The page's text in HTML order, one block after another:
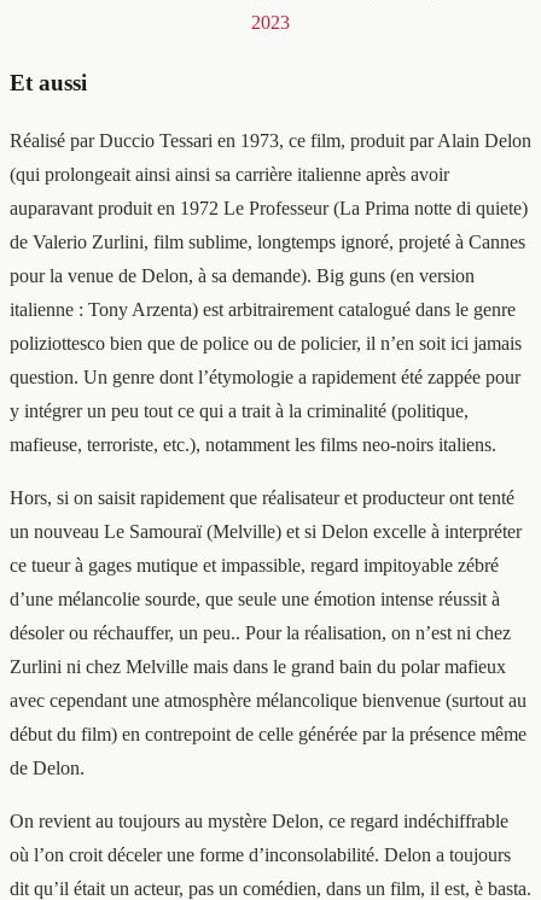
2023
Et aussi
Réalisé par Duccio Tessari en 1973, ce film, produit par Alain Delon
(qui prolongeait ainsi ainsi sa carrière italienne après avoir
auparavant produit en 1972 Le Professeur (La Prima notte di quiete)
de Valerio Zurlini, film sublime, longtemps ignoré, projeté à Cannes
pour la venue de Delon, à sa demande). Big guns (en version
italienne : Tony Arzenta) est arbitrairement catalogué dans le genre
poliziottesco bien que de police ou de policier, il n’en soit ici jamais
question. Un genre dont l’étymologie a rapidement été zappée pour
y intégrer un peu tout ce qui a trait à la criminalité (politique,
mafieuse, terroriste, etc.), notamment les films neo-noirs italiens.
Hors, si on saisit rapidement que réalisateur et producteur ont tenté
un nouveau Le Samouraï (Melville) et si Delon excelle à interpréter
ce tueur à gages mutique et impassible, regard impitoyable zébré
d’une mélancolie sourde, que seule une émotion intense réussit à
désoler ou réchauffer, un peu.. Pour la réalisation, on n’est ni chez
Zurlini ni chez Melville mais dans le grand bain du polar mafieux
avec cependant une atmosphère mélancolique bienvenue (surtout au
début du film) en contrepoint de celle générée par la présence même
de Delon.
On revient au toujours au mystère Delon, ce regard indéchiffrable
où l’on croit déceler une forme d’inconsolabilité. Delon a toujours
dit qu’il était un acteur, pas un comédien, dans un film, il est, è basta.